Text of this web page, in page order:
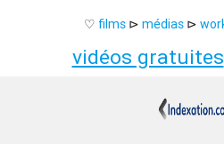
♡ films ⊳ médias ⊳
vidéos gratuites